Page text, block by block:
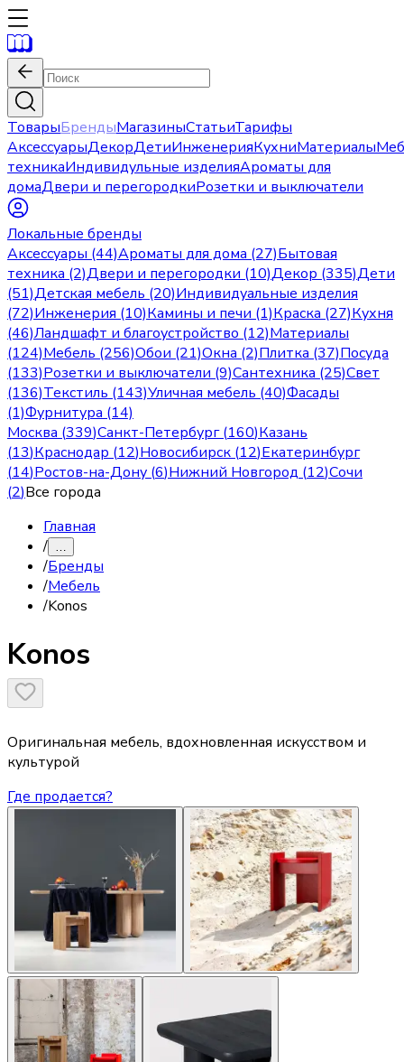
ТоварыБрендыМагазиныСтатьиТарифы
АксессуарыДекорДетиИнженерияКухниМатериалы
техникаИндивидульные изделияАроматы для
домаДвери и перегородкиРозетки и выключатели
Локальные бренды
Аксессуары (44)Ароматы для дома (27)Бытовая
техника (2)Двери и перегородки (10)Декор (335)Дети
(51)Детская мебель (20)Индивидуальные изделия
(72)Инженерия (10)Камины и печи (1)Краска (27)Кухня
(46)Ландшафт и благоустройство (12)Материалы
(124)Мебель (256)Обои (21)Окна (2)Плитка (37)Посуда
(133)Розетки и выключатели (9)Сантехника (25)Свет
(136)Текстиль (143)Уличная мебель (40)Фасады
(1)Фурнитура (14)
Москва (339)Санкт-Петербург(160)Казань
(13)Краснодар (12)Новосибирск (12)Екатеринбург
(14)Ростов-на-Дону (6)Нижний Новгород (12)Сочи
(2)Все города
Главная
/ …
/Бренды
/Мебель
/Konos
Konos
Оригинальная мебель, вдохновленная искусством и
культурой
Где продается?